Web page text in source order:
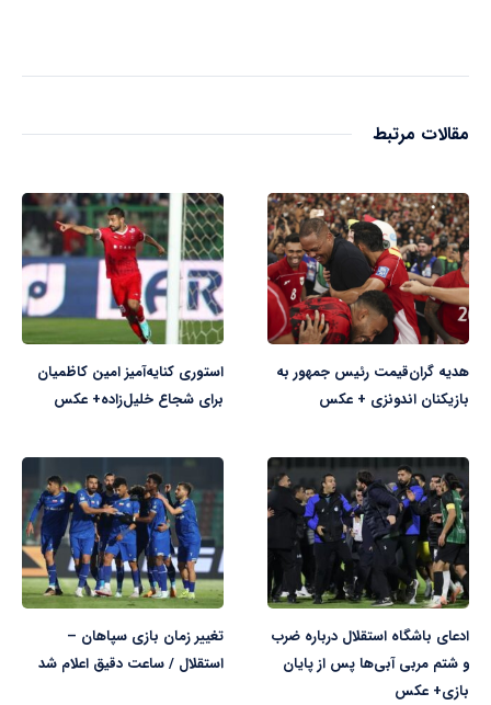
مقالات مرتبط
هدیه گران‌قیمت رئیس جمهور به
بازیکنان اندونزی + عکس
استوری کنایه‌آمیز امین کاظمیان
برای شجاع خلیل‌زاده+ عکس
ادعای باشگاه استقلال درباره ضرب
و شتم مربی آبی‌ها پس از پایان
بازی+ عکس
تغییر زمان بازی سپاهان –
استقلال / ساعت دقیق اعلام شد